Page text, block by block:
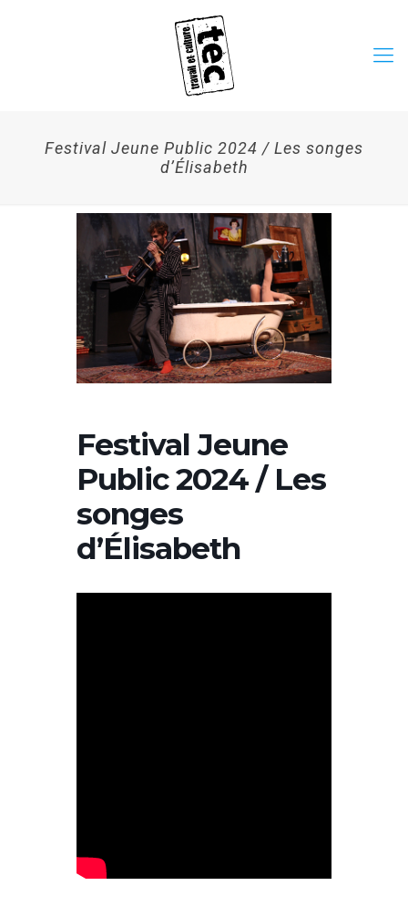
Festival Jeune Public 2024 / Les songes
d’Élisabeth
Festival Jeune
Public 2024 / Les
songes
d’Élisabeth